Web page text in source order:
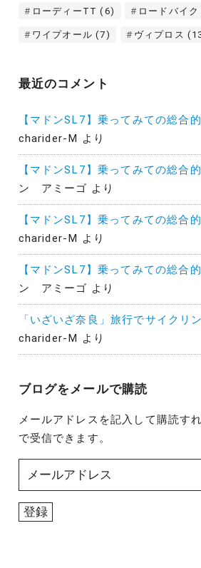
ローディーTT (6) ロードバイク
ワイプオール (7) ヴィプロス
最近のコメント
【マドンSL7】乗ってみての総合
charider-M
より
【マドンSL7】乗ってみての総合
ン アミーゴ より
【マドンSL7】乗ってみての総合
charider-M
より
【マドンSL7】乗ってみての総合
ン アミーゴ より
「いざいざ奈良」旅行でサイクリ
charider-M
より
ブログをメールで購読
メールアドレスを記入して購読す
で受信できます。
ル
ア
登録